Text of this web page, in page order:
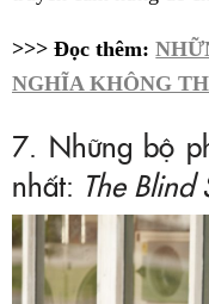
>>> Đọc thêm:
NGHĨA KHÔNG
7. Những bộ
nhất: The Blind